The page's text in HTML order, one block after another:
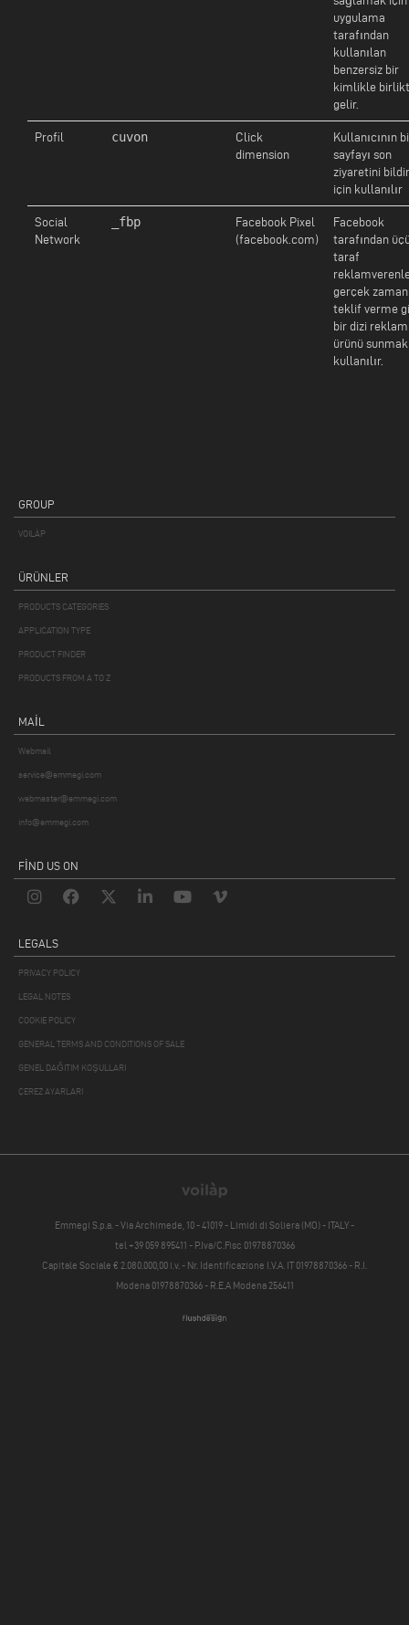
uygulama
tarafından
kullanılan
benzersiz bir
kimlikle
gelir.
Profil cuvon
Click
dimension
Kullanıcının
sayfayı son
ziyaretini
için kullanılır
Social
Network
_fbp
Facebook Pixel
(facebook.com)
Facebook
tarafından
taraf
gerçek
teklif verme
bir dizi reklam
ürünü
kullanılır.
GROUP
VOILÀP
ÜRÜNLER
PRODUCTS CATEGORIES
APPLICATION TYPE
PRODUCT FINDER
PRODUCTS FROM A TO Z
MAIL
Webmail
service@emmegi.com
webmaster@emmegi.com
info@emmegi.com
FIND US ON
LEGALS
PRIVACY POLICY
LEGAL NOTES
COOKIE POLICY
GENERAL TERMS AND CONDITIONS OF SALE
GENEL DAĞITIM KOŞULLARI
ÇEREZ AYARLARI
Emmegi S.p.a. - Via Archimede, 10 - 41019 - Limidi di Soliera (MO) - ITALY -
tel +39 059 895411 - P.Iva/C.Fisc 01978870366
Capitale Sociale € 2.080.000,00 i.v. - Nr. Identificazione I.V.A. IT 01978870366 - R.I.
Modena 01978870366 - R.E.A Modena 256411